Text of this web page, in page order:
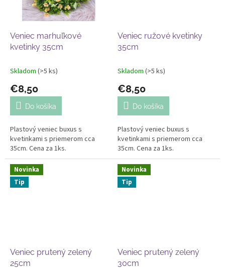
Veniec marhuľkové
kvetinky 35cm
Skladom (>5 ks)
€8,50
Do košíka
Plastový veniec buxus s
kvetinkami s priemerom cca
35cm. Cena za 1ks.
Veniec ružové kvetinky
35cm
Skladom (>5 ks)
€8,50
Do košíka
Plastový veniec buxus s
kvetinkami s priemerom cca
35cm. Cena za 1ks.
Novinka
Tip
Veniec prutený zelený
25cm
Novinka
Tip
Veniec prutený zelený
30cm